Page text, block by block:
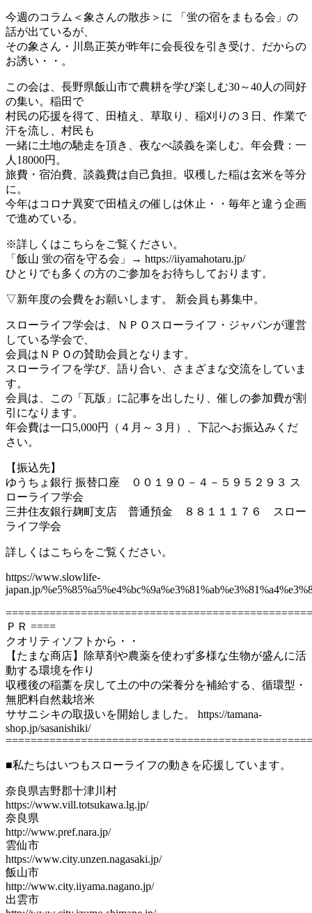
今週のコラム＜象さんの散歩＞に 「蛍の宿をまもる会」の
話が出ているが、
その象さん・川島正英が昨年に会長役を引き受け、だからの
お誘い・・。
この会は、長野県飯山市で農耕を学び楽しむ30～40人の同好
の集い。稲田で
村民の応援を得て、田植え、草取り、稲刈りの３日、作業で
汗を流し、村民も
一緒に土地の馳走を頂き、夜なべ談義を楽しむ。年会費：一
人18000円。
旅費・宿泊費、談義費は自己負担。収穫した稲は玄米を等分
に。
今年はコロナ異変で田植えの催しは休止・・毎年と違う企画
で進めている。
※詳しくはこちらをご覧ください。
「飯山 蛍の宿を守る会」→ https://iiyamahotaru.jp/
ひとりでも多くの方のご参加をお待ちしております。
▽新年度の会費をお願いします。 新会員も募集中。
スローライフ学会は、ＮＰＯスローライフ・ジャパンが運営
している学会で、
会員はＮＰＯの賛助会員となります。
スローライフを学び、語り合い、さまざまな交流をしていま
す。
会員は、この「瓦版」に記事を出したり、催しの参加費が割
引になります。
年会費は一口5,000円（４月～３月）、下記へお振込みくだ
さい。
【振込先】
ゆうちょ銀行 振替口座 ００１９０－４－５９５２９３ ス
ローライフ学会
三井住友銀行麹町支店 普通預金 ８８１１１７６ スロー
ライフ学会
詳しくはこちらをご覧ください。
https://www.slowlife-
japan.jp/
ＰＲ ====
クオリティソフトから・・
【たまな商店】除草剤や農薬を使わず多様な生物が盛んに活
動する環境を作り
収穫後の稲藁を戻して土の中の栄養分を補給する、循環型・
無肥料自然栽培米
ササニシキの取扱いを開始しました。 https://tamana-
shop.jp/sasanishiki/
■私たちはいつもスローライフの動きを応援しています。
奈良県吉野郡十津川村
https://www.vill.totsukawa.lg.jp/
奈良県
http://www.pref.nara.jp/
雲仙市
https://www.city.unzen.nagasaki.jp/
飯山市
http://www.city.iiyama.nagano.jp/
出雲市